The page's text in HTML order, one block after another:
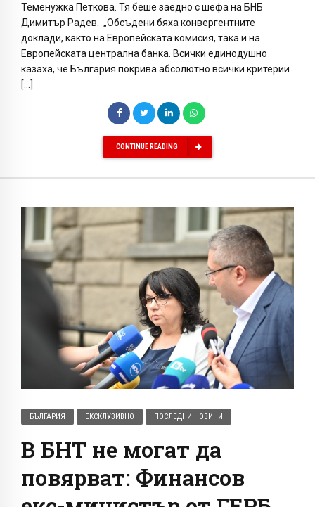
Теменужка Петкова. Тя беше заедно с шефа на БНБ
Димитър Радев. „Обсъдени бяха конвергентните
доклади, както на Европейската комисия, така и на
Европейската централна банка. Всички единодушно
казаха, че България покрива абсолютно всички критерии
[…]
CONTINUE READING
БЪЛГАРИЯ ЕКСКЛУЗИВНО ПОСЛЕДНИ НОВИНИ
В БНТ не могат да
повярват: Финансов